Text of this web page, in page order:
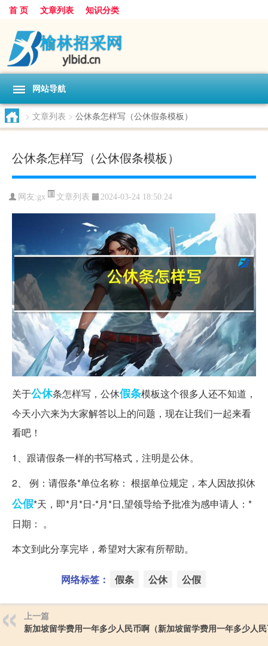
首 页 文章列表 知识分类
网站导航
> 文章列表 > 公休条怎样写（公休假条模板）
公休条怎样写（公休假条模板）
网友:gx 文章列表 2024-03-24 18:50:24
关于公休条怎样写，公休假条模板这个很多人还不知道，
今天小六来为大家解答以上的问题，现在让我们一起来看
看吧！
1、跟请假条一样的书写格式，注明是公休。
2、 例：请假条*单位名称： 根据单位规定，本人因故拟休
公假*天，即*月*日-*月*日,望领导给予批准为感申请人：*
日期： 。
本文到此分享完毕，希望对大家有所帮助。
网络标签： 假条 公休 公假
上一篇
新加坡留学费用一年多少人民币啊（新加坡留学费用一年多少人